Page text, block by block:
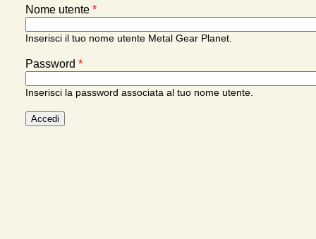
Nome utente *
Inserisci il tuo nome utente Metal Gear Planet.
Password *
Inserisci la password associata al tuo nome utente.